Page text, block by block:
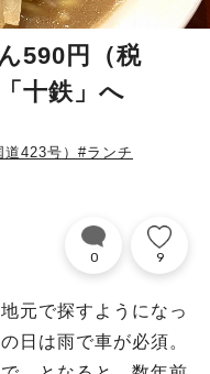
590円（税
十鉄」へ
423号） #ランチ
0 9
元で探すようになっ
日は雨で車が必須。